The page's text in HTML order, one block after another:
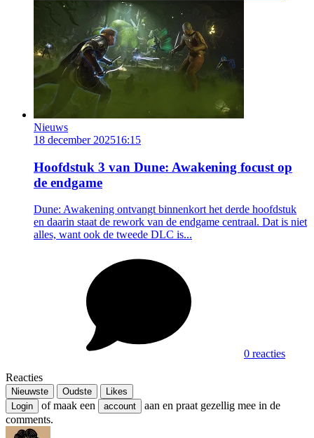
Nieuws
18 december 202516:15
Hoofdstuk 3 van Dune: Awakening focust op
de endgame
Dune: Awakening ontvangt binnenkort het derde hoofdstuk
en daarin staat de rework van de endgame centraal. Dat is niet
alles, want ook de tweede DLC is...
0 reacties
Reacties
Nieuwste Oudste
Likes
Login
of maak een account
aan en praat gezellig mee in de
comments.